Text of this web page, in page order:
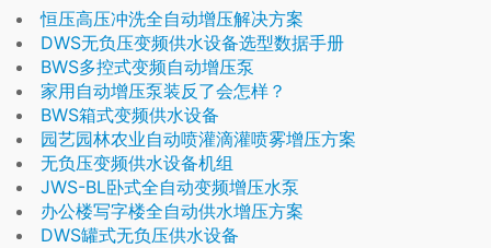
恒压高压冲洗全自动增压解决方案
DWS无负压变频供水设备选型数据手册
BWS多控式变频自动增压泵
家用自动增压泵装反了会怎样？
BWS箱式变频供水设备
园艺园林农业自动喷灌滴灌喷雾增压方案
无负压变频供水设备机组
JWS-BL卧式全自动变频增压水泵
办公楼写字楼全自动供水增压方案
DWS罐式无负压供水设备